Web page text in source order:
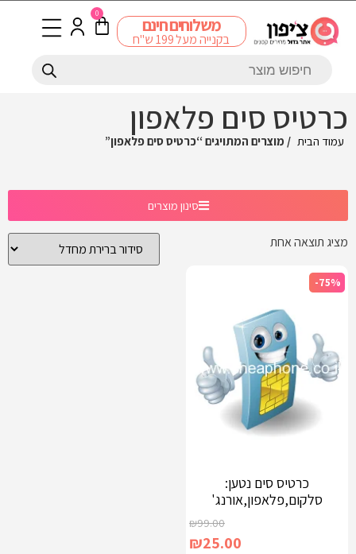
משלוחים חינם
בקנייה מעל 199 ש"ח
0
כרטיס סים פלאפון
עמוד הבית / מוצרים המתויגים “כרטיס סים פלאפון”
סינון מוצרים
מציג תוצאה אחת
-75%
כרטיס סים נטען:
סלקום,פלאפון,אורנג'
₪99.00
₪25.00